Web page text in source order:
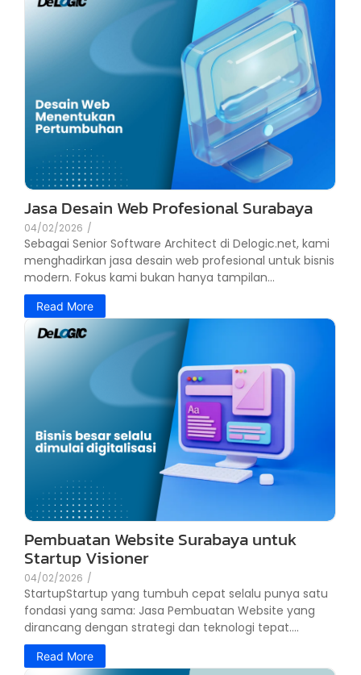
Jasa Desain Web Profesional Surabaya
04/02/2026 /
Sebagai Senior Software Architect di Delogic.net, kami
menghadirkan jasa desain web profesional untuk bisnis
modern. Fokus kami bukan hanya tampilan...
Read More
Pembuatan Website Surabaya untuk
Startup Visioner
04/02/2026 /
StartupStartup yang tumbuh cepat selalu punya satu
fondasi yang sama: Jasa Pembuatan Website yang
dirancang dengan strategi dan teknologi tepat....
Read More